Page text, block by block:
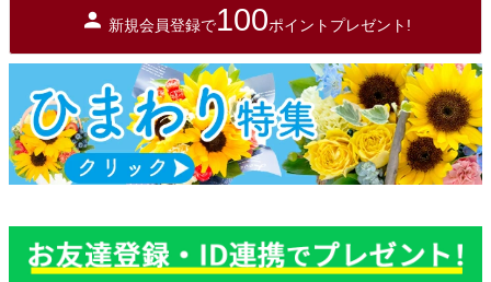
新規会員登録で100ポイントプレゼント!